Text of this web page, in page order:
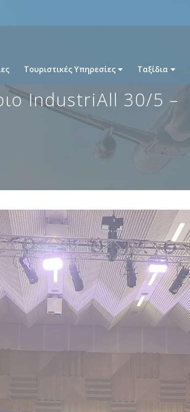
Τουριστικές Υπηρεσίες Ταξίδια
IndustriAll 30/5 –